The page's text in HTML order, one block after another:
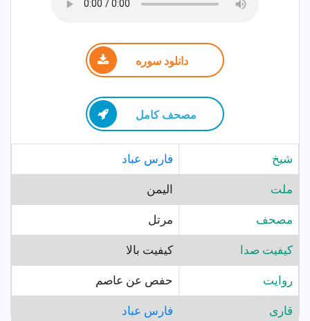
دانلود سوره
مصحف كامل
شيخ فارس عباد
ملت اليمن
مصحف مرتل
کیفیت صدا کیفیت بالا
روايت حفص عن عاصم
قارى فارس عباد